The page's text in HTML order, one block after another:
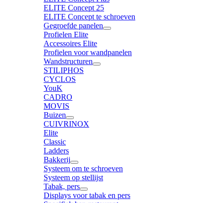
ELITE Concept 25
ELITE Concept te schroeven
Gegroefde panelen
Profielen Elite
Accessoires Elite
Profielen voor wandpanelen
Wandstructuren
STILIPHOS
CYCLOS
YouK
CADRO
MOVIS
Buizen
CUIVRINOX
Elite
Classic
Ladders
Bakkerij
Systeem om te schroeven
Systeem op stellijst
Tabak, pers
Displays voor tabak en pers